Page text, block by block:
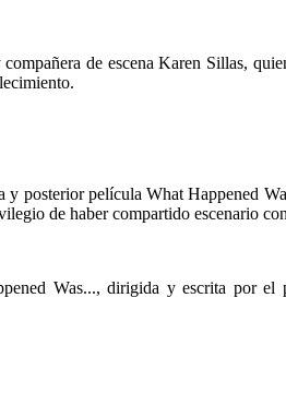
de escena Karen Sillas,
posterior película What Happened
de haber compartido escenario
Was..., dirigida y escrita por